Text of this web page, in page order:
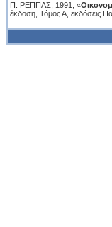
Π. ΡΕΠΠΑΣ, 1991, «
έκδοση, Τόμος Α, εκδόσεις